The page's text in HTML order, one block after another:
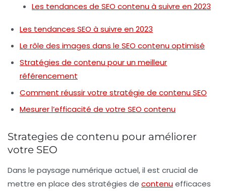
Les tendances de SEO contenu à suivre en 2023
Les tendances SEO à suivre en 2023
Le rôle des images dans le SEO contenu optimisé
Stratégies de contenu pour un meilleur
référencement
Comment réussir votre stratégie de contenu SEO
Mesurer l’efficacité de votre SEO contenu
Strategies de contenu pour améliorer
votre SEO
Dans le paysage numérique actuel, il est crucial de
mettre en place des stratégies de contenuefficaces